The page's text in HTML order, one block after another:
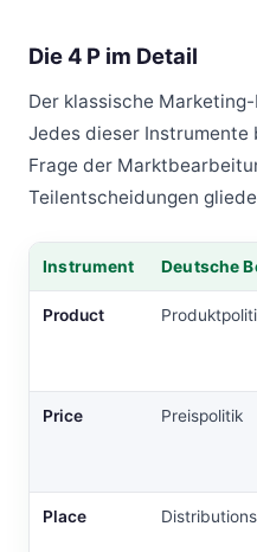
Die 4 P im Detail
Der klassische
Jedes dieser
Frage der
Teilentscheidungen
Instrument Deutsche
Product
Price Preispolitik
Place